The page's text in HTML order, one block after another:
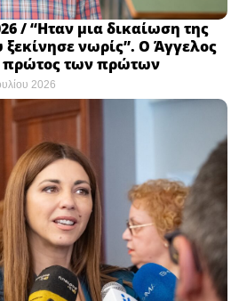
/ “Ηταν μια δικαίωση της
νωρίς”. Ο Άγγελος
πρώτος των πρώτων
2026